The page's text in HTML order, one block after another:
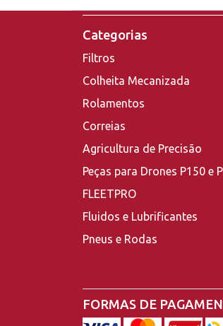
Categorias
Filtros
Colheita Mecanizada
Rolamentos
Correias
Agricultura de Precisão
Peças para Drones P150 e
FLEETPRO
Fluidos e Lubrificantes
Pneus e Rodas
FORMAS DE